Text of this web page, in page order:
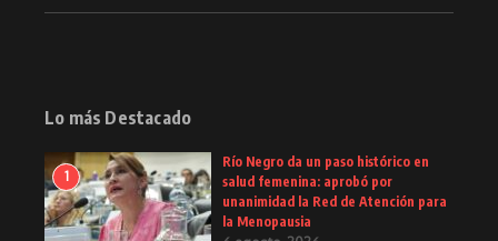
Lo más Destacado
1
Río Negro da un paso histórico en
salud femenina: aprobó por
unanimidad la Red de Atención para
la Menopausia